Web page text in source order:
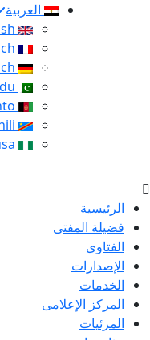
العربية
الرئيسية
فضيلة المفتى
الفتاوى
الإصدارات
الخدمات
المركز الإعلامى
المرئيات